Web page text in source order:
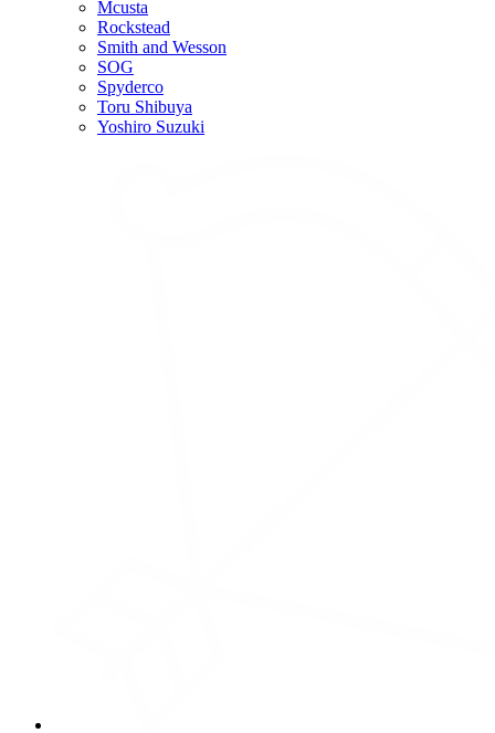
Mcusta
Rockstead
Smith and Wesson
SOG
Spyderco
Toru Shibuya
Yoshiro Suzuki